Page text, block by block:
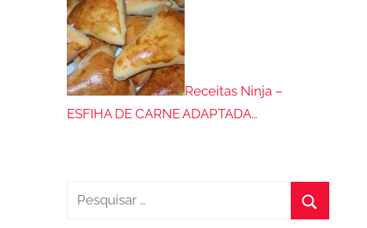
Receitas Ninja –
ESFIHA DE CARNE ADAPTADA…
Pesquisar